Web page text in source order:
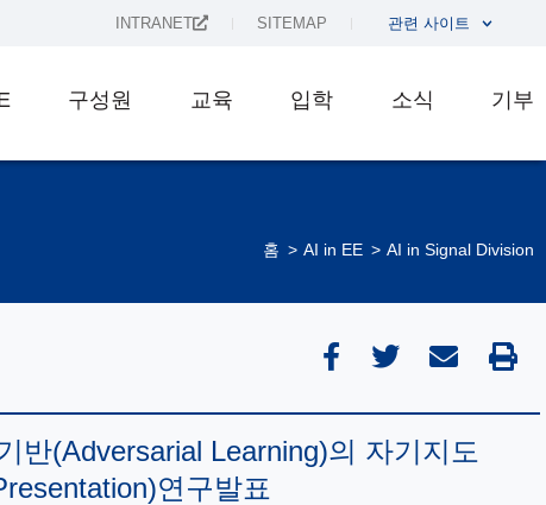
INTRANET SITEMAP 관련 사이트
구성원 교육 입학 소식 기부
홈 AI in EE AI in Signal Division
반(Adversarial Learning)의 자기지도
연구발표